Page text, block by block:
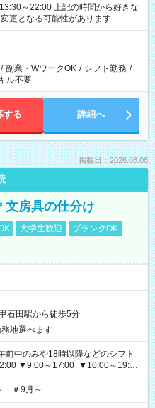
記の時間から好きな
更となる可能性があります
/ 副業・WワークOK / シフト勤務 /
ル不要
する 詳細へ
掲載日：2026.08.08
文房具の仕分け
大学生歓迎
ブランクOK
石田駅から徒歩5分
地選べます
前中のみや18時以降などのシフト
▼9:00～17:00 ▼10:00～19:00
＃9月～